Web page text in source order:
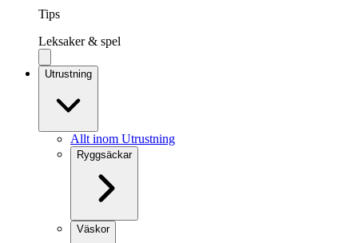
Tips
Leksaker & spel
Utrustning
Allt inom Utrustning
Ryggsäckar
Väskor